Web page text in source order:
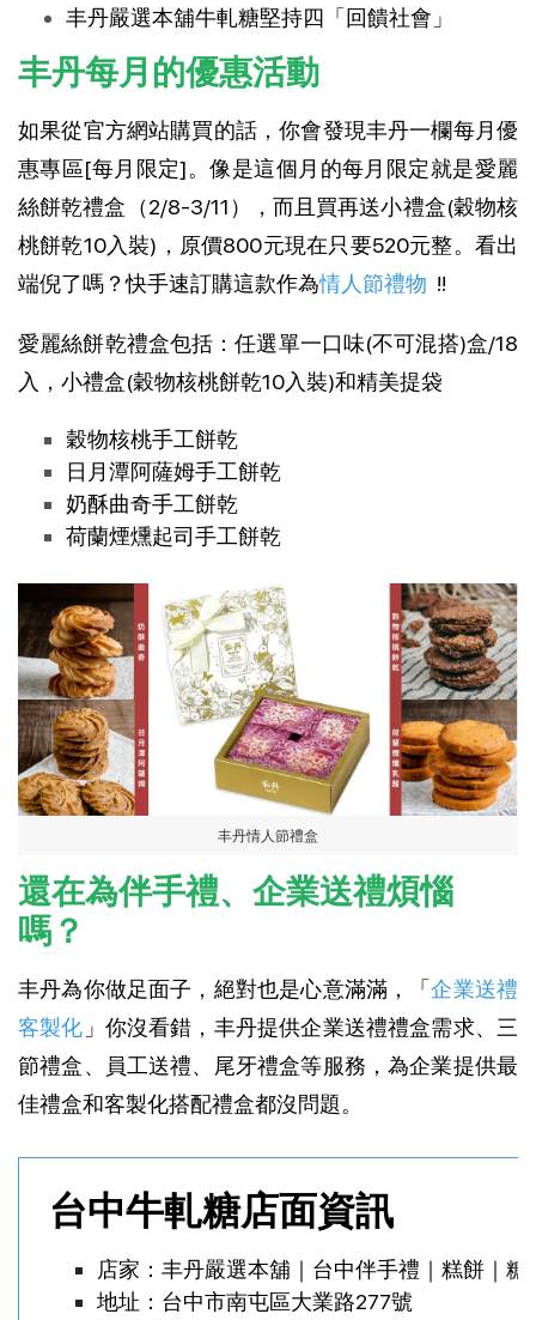
丰丹嚴選本舖牛軋糖堅持四「回饋社會」
丰丹每月的優惠活動
如果從官方網站購買的話，你會發現丰丹一欄每月優
惠專區[每月限定]。像是這個月的每月限定就是愛麗
絲餅乾禮盒（2/8-3/11），而且買再送小禮盒(穀物核
桃餅乾10入裝)，原價800元現在只要520元整。看出
端倪了嗎？快手速訂購這款作為情人節禮物 !!
愛麗絲餅乾禮盒包括：任選單一口味(不可混搭)盒/18
入，小禮盒(穀物核桃餅乾10入裝)和精美提袋
穀物核桃手工餅乾
日月潭阿薩姆手工餅乾
奶酥曲奇手工餅乾
荷蘭煙燻起司手工餅乾
丰丹情人節禮盒
還在為伴手禮、企業送禮煩惱
嗎？
丰丹為你做足面子，絕對也是心意滿滿，「企業送禮
客製化 」你沒看錯，丰丹提供企業送禮禮盒需求、三
節禮盒、員工送禮、尾牙禮盒等服務，為企業提供最
佳禮盒和客製化搭配禮盒都沒問題。
台中牛軋糖店面資訊
店家：丰丹嚴選本舖｜台中伴手禮｜糕餅｜糖
地址：台中市南屯區大業路277號